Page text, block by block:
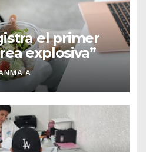
el primer
explosiva”
A